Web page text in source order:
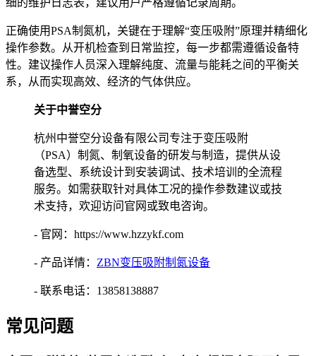
细的维护日志表，建议用户严格遵循记录周期。
正确使用PSA制氮机，关键在于理解“变压吸附”原理并精细化
操作参数。从开机检查到日常监控，每一步都需遵循设备特
性。建议操作人员深入理解纯度、流量与能耗之间的平衡关
系，从而实现高效、经济的气体供应。
关于中誉空分
杭州中誉空分设备有限公司专注于变压吸附
（PSA）制氮、制氧设备的研发与制造，提供从设
备选型、系统设计到安装调试、技术培训的全流程
服务。如需获取针对具体工况的操作参数建议或技
术支持，欢迎访问官网或致电咨询。
- 官网：https://www.hzzykf.com
- 产品详情： ZBN变压吸附制氮设备
- 联系电话：13858138887
常见问题